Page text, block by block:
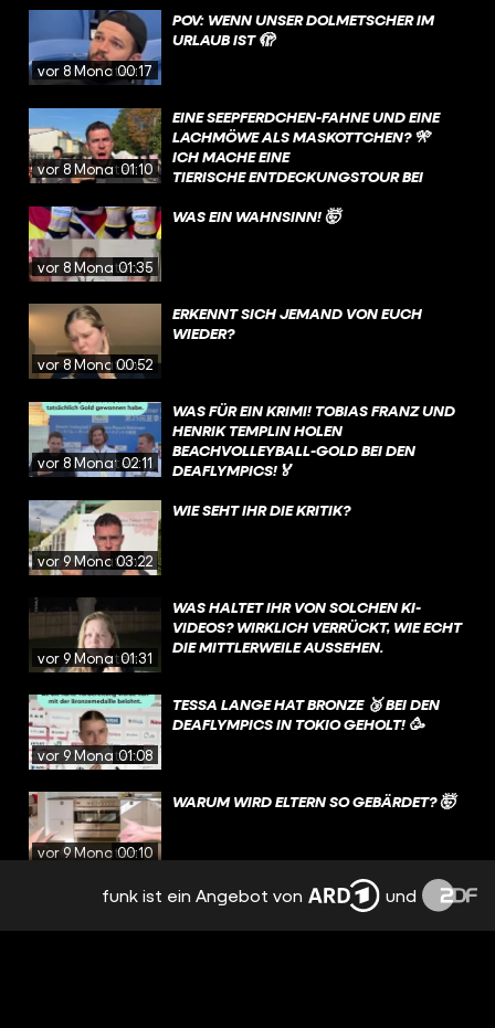
vor 8 Monaten
00:17
POV: WENN UNSER DOLMETSCHER IM
URLAUB IST 🫣
vor 8 Monaten01:10
EINE SEEPFERDCHEN-FAHNE UND EINE
LACHMÖWE ALS MASKOTTCHEN? 🎌
ICH MACHE EINE
TIERISCHE ENTDECKUNGSTOUR BEI
vor 8 Monaten
01:35
WAS EIN WAHNSINN! 🤯
vor 8 Monaten
00:52
ERKENNT SICH JEMAND VON EUCH
WIEDER?
vor 8 Monaten02:11
WAS FÜR EIN KRIMI! TOBIAS FRANZ UND
HENRIK TEMPLIN HOLEN
BEACHVOLLEYBALL-GOLD BEI DEN
DEAFLYMPICS!🏅
vor 9 Monaten
03:22
WIE SEHT IHR DIE KRITIK?
vor 9 Monaten01:31
WAS HALTET IHR VON SOLCHEN KI-
VIDEOS? WIRKLICH VERRÜCKT, WIE ECHT
DIE MITTLERWEILE AUSSEHEN.
vor 9 Monaten
01:08
TESSA LANGE HAT BRONZE 🥉 BEI DEN
DEAFLYMPICS IN TOKIO GEHOLT! 🥳
vor 9 Monaten00:10
WARUM WIRD ELTERN SO GEBÄRDET? 🤯
TESSA IN TOKIO 🇯🇵🗼💪 TESSA LANGE
IST DIE BESTE GEHÖRLOSE U20-
funk ist ein Angebot von und